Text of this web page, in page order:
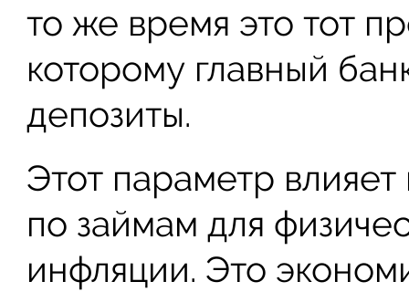
то же время это тот
которому главный
депозиты.
Этот параметр
по займам для
инфляции. Это